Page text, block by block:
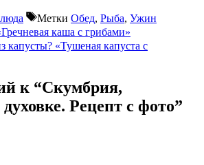
Метки Обед, Рыба, Ужин
каша с грибами»
капусты? «Тушеная капуста с
к “Cкумбрия,
Рецепт с фото”